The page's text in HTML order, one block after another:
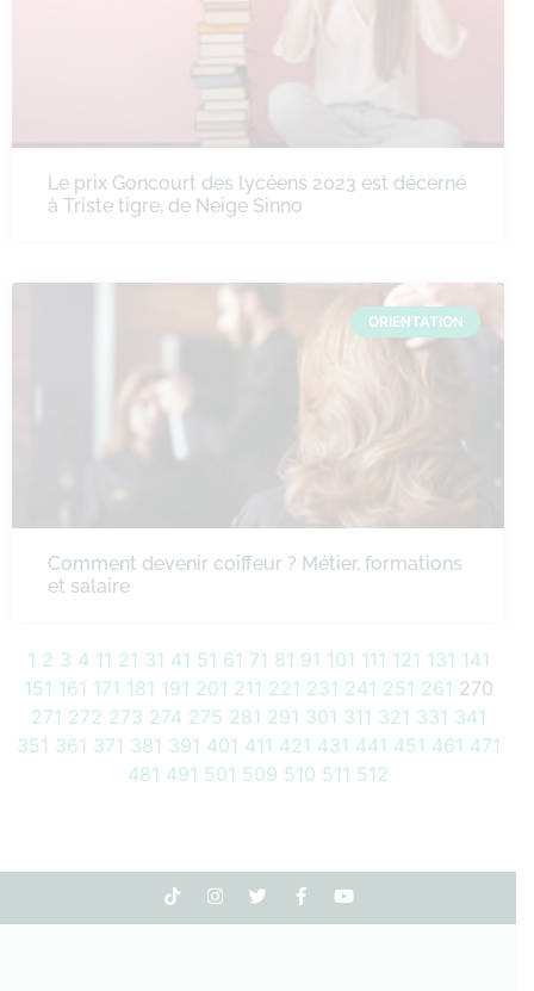
Le prix Goncourt des lycéens 2023 est décerné
à Triste tigre, de Neige Sinno
ORIENTATION
Comment devenir coiffeur ? Métier, formations
et salaire
1 2 3 4 11 21 31 41 51 61 71 81 91 101 111 121 131 141
151 161 171 181 191 201 211 221 231 241 251 261 270
271 272 273 274 275 281 291 301 311 321 331 341
351 361 371 381 391 401 411 421 431 441 451 461 471
481 491 501 509 510 511 512